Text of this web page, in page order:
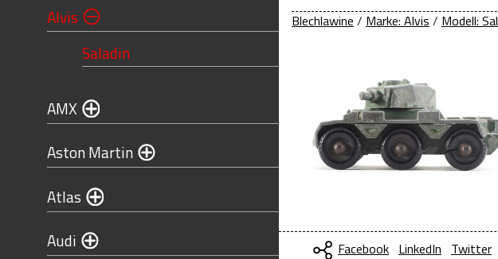
Alvis
Saladin
AMX
Aston Martin
Atlas
Audi
Blechlawine / Marke: Alvis / Modell:
Facebook LinkedIn Twitter